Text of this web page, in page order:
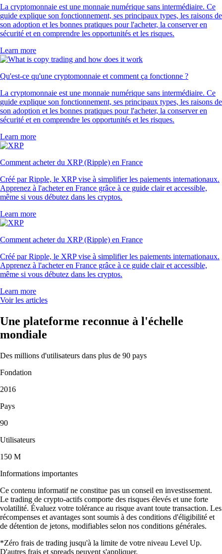
La cryptomonnaie est une monnaie numérique sans intermédiaire. Ce
guide explique son fonctionnement, ses principaux types, les raisons de
son adoption et les bonnes pratiques pour l'acheter, la conserver en
sécurité et en comprendre les opportunités et les risques.
Learn more
Qu'est-ce qu'une cryptomonnaie et comment ça fonctionne ?
La cryptomonnaie est une monnaie numérique sans intermédiaire. Ce
guide explique son fonctionnement, ses principaux types, les raisons de
son adoption et les bonnes pratiques pour l'acheter, la conserver en
sécurité et en comprendre les opportunités et les risques.
Learn more
Comment acheter du XRP (Ripple) en France
Créé par Ripple, le XRP vise à simplifier les paiements internationaux.
Apprenez à l'acheter en France grâce à ce guide clair et accessible,
même si vous débutez dans les cryptos.
Learn more
Comment acheter du XRP (Ripple) en France
Créé par Ripple, le XRP vise à simplifier les paiements internationaux.
Apprenez à l'acheter en France grâce à ce guide clair et accessible,
même si vous débutez dans les cryptos.
Learn more
Voir les articles
Une plateforme reconnue à l'échelle
mondiale
Des millions d'utilisateurs dans plus de 90 pays
Fondation
2016
Pays
90
Utilisateurs
150 M
Informations importantes
Ce contenu informatif ne constitue pas un conseil en investissement.
Le trading de crypto-actifs comporte des risques élevés et une forte
volatilité. Évaluez votre tolérance au risque avant toute transaction. Les
récompenses et avantages sont soumis à des conditions d'éligibilité et
de détention de jetons, modifiables selon nos conditions générales.
*Zéro frais de trading jusqu'à la limite de votre niveau Level Up.
D'autres frais et spreads peuvent s'appliquer.